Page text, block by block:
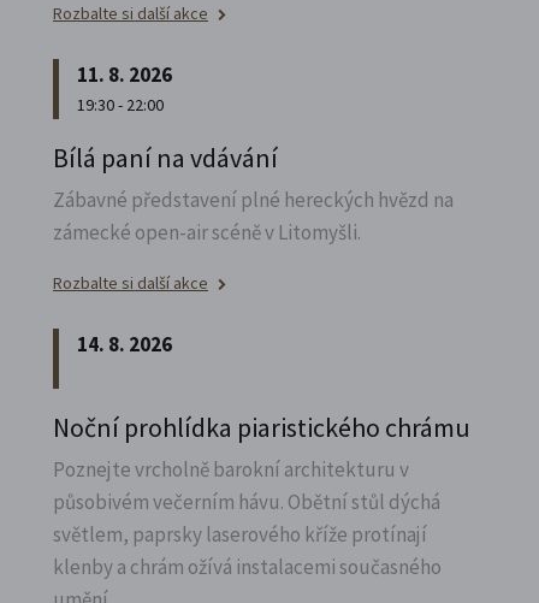
Rozbalte si další akce
11. 8. 2026
19:30 - 22:00
Bílá paní na vdávání
Zábavné představení plné hereckých hvězd na
zámecké open-air scéně v Litomyšli.
Rozbalte si další akce
14. 8. 2026
Noční prohlídka piaristického chrámu
Poznejte vrcholně barokní architekturu v
působivém večerním hávu. Obětní stůl dýchá
světlem, paprsky laserového kříže protínají
klenby a chrám ožívá instalacemi současného